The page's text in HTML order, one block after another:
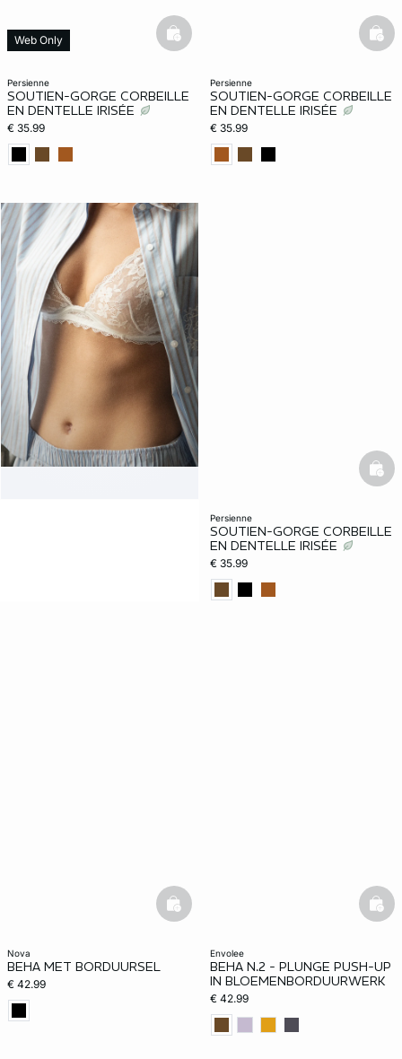
persienne
SOUTIEN-GORGE CORBEILLE
EN DENTELLE IRISÉE
€ 35.99
Web Only basketfull
persienne
SOUTIEN-GORGE CORBEILLE
EN DENTELLE IRISÉE
€ 35.99
persienne
SOUTIEN-GORGE CORBEILLE
EN DENTELLE IRISÉE
€ 35.99
nova
BEHA MET BORDUURSEL
€ 42.99
basketfull
envolee
BEHA N.2 - PLUNGE PUSH-UP
IN BLOEMENBORDUURWERK
€ 42.99